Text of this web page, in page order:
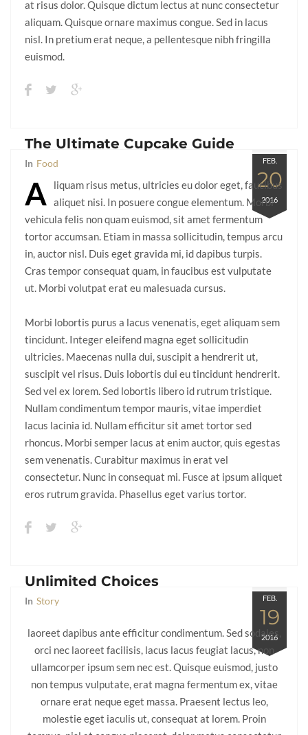
at risus dolor. Quisque dictum lectus at nunc consectetur
aliquam. Quisque ornare maximus congue. Sed in lacus
nisl. In pretium erat neque, a pellentesque nibh fringilla
euismod.
FEB.
20
2016
The Ultimate Cupcake Guide
In Food
A
liquam risus metus, ultricies eu dolor eget, faucibus
aliquet nisi. In posuere congue elementum. Morbi
vehicula felis non quam euismod, sit amet fermentum
tortor accumsan. Etiam in massa sollicitudin, tempus arcu
in, auctor nisl. Duis eget gravida mi, id dapibus turpis.
Cras tempor consequat quam, in faucibus est vulputate
ut. Morbi volutpat erat eu malesuada cursus.
Morbi lobortis purus a lacus venenatis, eget aliquam sem
tincidunt. Integer eleifend magna eget sollicitudin
ultricies. Maecenas nulla dui, suscipit a hendrerit ut,
suscipit vel risus. Duis lobortis dui eu tincidunt hendrerit.
Sed vel ex lorem. Sed lobortis libero id rutrum tristique.
Nullam condimentum tempor mauris, vitae imperdiet
lacus lacinia id. Nullam efficitur sit amet tortor sed
rhoncus. Morbi semper lacus at enim auctor, quis egestas
sem venenatis. Curabitur maximus in erat vel
consectetur. Nunc in consequat mi. Fusce at ipsum aliquet
eros rutrum gravida. Phasellus eget varius tortor.
FEB.
19
2016
Unlimited Choices
In Story
laoreet dapibus ante efficitur condimentum. Sed sodales,
orci nec laoreet facilisis, lacus lacus feugiat lacus, non
ullamcorper ipsum sem nec est. Quisque euismod, justo
non tempus vulputate, erat magna fermentum ex, vitae
ornare erat neque eget massa. Praesent lectus leo,
molestie eget iaculis ut, consequat at lorem. Proin